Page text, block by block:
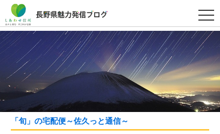
t
o
g
g
n
a
i
g
a
t
i
「旬」の宅配便～佐久っと通信～